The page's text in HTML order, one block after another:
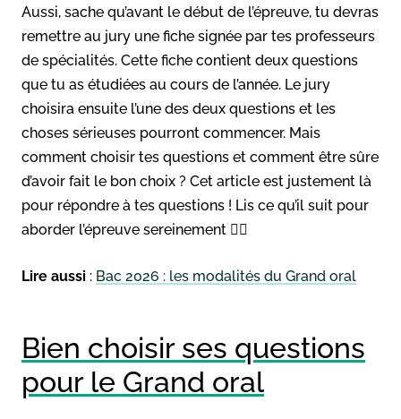
Aussi, sache qu’avant le début de l’épreuve, tu devras
remettre au jury une fiche signée par tes professeurs
de spécialités. Cette fiche contient deux questions
que tu as étudiées au cours de l’année. Le jury
choisira ensuite l’une des deux questions et les
choses sérieuses pourront commencer. Mais
comment choisir tes questions et comment être sûre
d’avoir fait le bon choix ? Cet article est justement là
pour répondre à tes questions ! Lis ce qu’il suit pour
aborder l’épreuve sereinement 🧘‍♀️
Lire aussi : Bac 2026 : les modalités du Grand oral
Bien choisir ses questions
pour le Grand oral